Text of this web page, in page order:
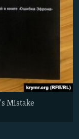
Mistake